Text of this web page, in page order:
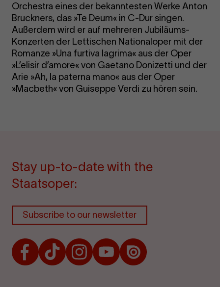
Orchestra eines der bekanntesten Werke Anton
Bruckners, das »Te Deum« in C-Dur singen.
Außerdem wird er auf mehreren Jubiläums-
Konzerten der Lettischen Nationaloper mit der
Romanze »Una furtiva lagrima« aus der Oper
»L’elisir d’amore« von Gaetano Donizetti und der
Arie »Ah, la paterna mano« aus der Oper
»Macbeth« von Guiseppe Verdi zu hören sein.
Stay up-to-date with the
Staatsoper:
Subscribe to our newsletter
FacebookTikTokInstagramYoutubeIssuu